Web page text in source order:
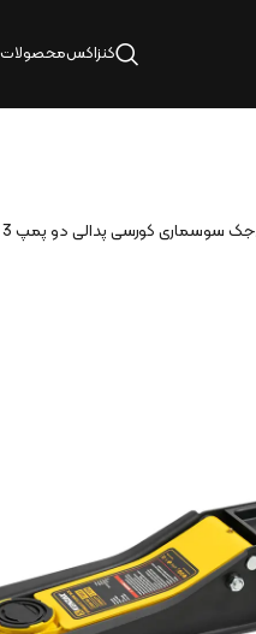
کنزاکسمحصولات
جک سوسماری کورسی پدالی دو پمپ 3 تن | 7863